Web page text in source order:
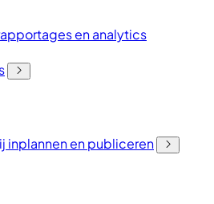
en analytics
inplannen en publiceren